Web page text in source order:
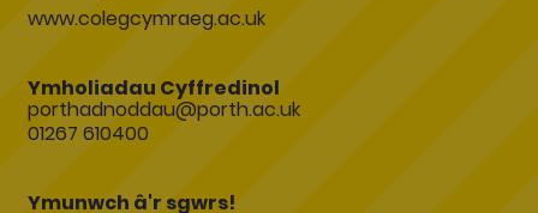
www.colegcymraeg.ac.uk
Ymholiadau Cyffredinol
porthadnoddau@porth.ac.uk
01267 610400
Ymunwch â'r sgwrs!